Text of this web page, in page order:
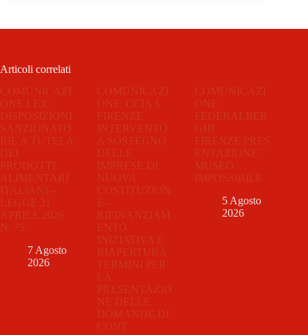
Articoli correlati
COMUNICAZI
ONE LEX:
DISPOSIZIONI
SANZIONATO
RIE A TUTELA
DEI
PRODOTTI
ALIMENTARI
ITALIANI –
LEGGE 21
APRILE 2026
N. 75
7 Agosto
2026
COMUNICAZI
ONE: CCIAA
FIRENZE
INTERVENTO
A SOSTEGNO
DELLE
IMPRESE DI
NUOVA
COSTITUZION
E –
RIFINANZIAM
ENTO
INIZIATIVA E
RIAPERTURA
TERMINI PER
LA
PRESENTAZIO
NE DELLE
DOMANDE DI
CONT
COMUNICAZI
ONE
FEDERALBER
GHI
FIRENZE:PRES
ENTAZIONE
MUSEO
IMPOSSIBILE
5 Agosto
2026